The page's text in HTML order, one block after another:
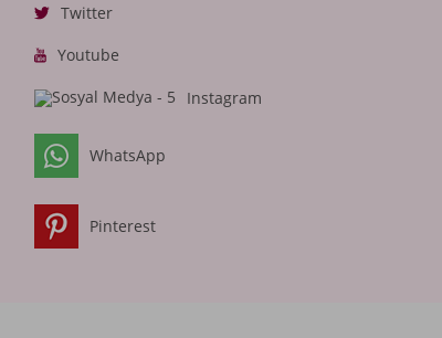
Twitter
Youtube
Instagram
WhatsApp
Pinterest